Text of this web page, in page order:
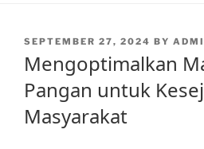
POSTED
SEPTEMBER 27, 2024 BY
Mengoptimalkan
Pangan untuk
Masyarakat